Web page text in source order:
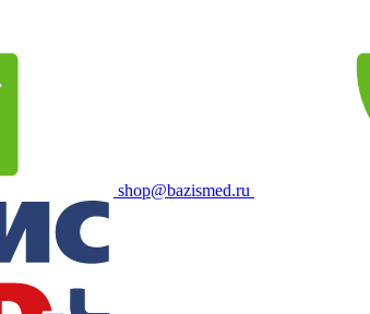
shop@bazismed.ru